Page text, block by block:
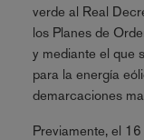
verde al Real
los Planes de
y mediante el que
para la energía
demarcaciones
Previamente, el